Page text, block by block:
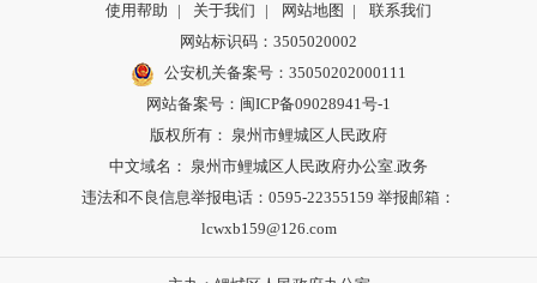
使用帮助 | 关于我们 | 网站地图 |
联系我们
网站标识码：3505020002
公安机关备案号：35050202000111
网站备案号：闽ICP备09028941号-1
版权所有： 泉州市鲤城区人民政府
中文域名： 泉州市鲤城区人民政府办公室.政务
违法和不良信息举报电话：0595-22355159 举报邮箱：
lcwxb159@126.com